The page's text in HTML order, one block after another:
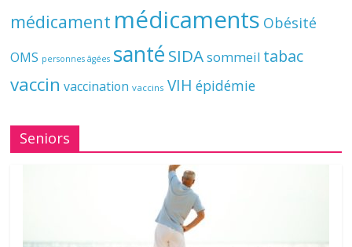
médicament médicaments Obésité
OMS personnes âgées santé SIDAsommeil tabac
vaccin vaccination vaccins VIH épidémie
Seniors